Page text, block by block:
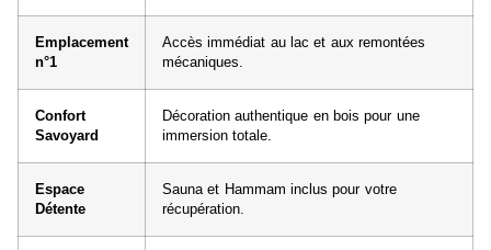
Emplacement
n°1
Accès immédiat au lac et aux remontées
mécaniques.
Confort
Savoyard
Décoration authentique en bois pour une
immersion totale.
Espace
Détente
Sauna et Hammam inclus pour votre
récupération.